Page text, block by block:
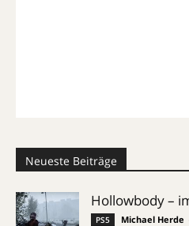
Neueste Beiträge
Hollowbody –
PS5 Michael Herde